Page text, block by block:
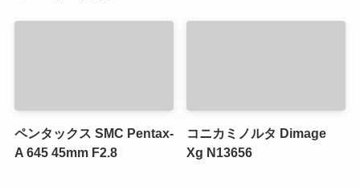
ペンタックス SMC Pentax-
A 645 45mm F2.8
コニカミノルタ Dimage
Xg N13656